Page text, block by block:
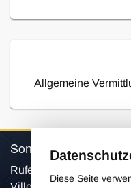
Allgemeine
SonnigesSpanien ©
Rufen Sie uns an: Tel.
Diese Seite